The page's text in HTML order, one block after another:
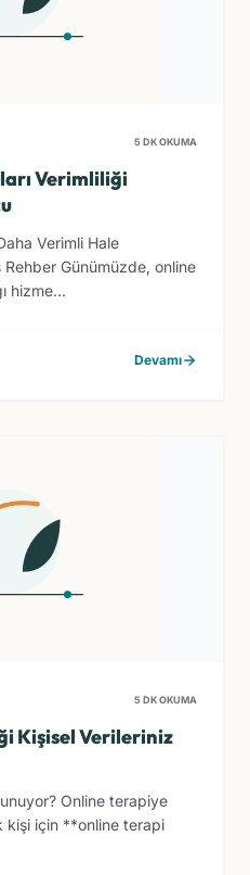
5 DK OKUMA
Verimliliği
Verimli Hale
Rehber Günümüzde, online
hizme...
Devamı
5 DK OKUMA
Kişisel Verileriniz
Online terapiye
kişi için **online terapi